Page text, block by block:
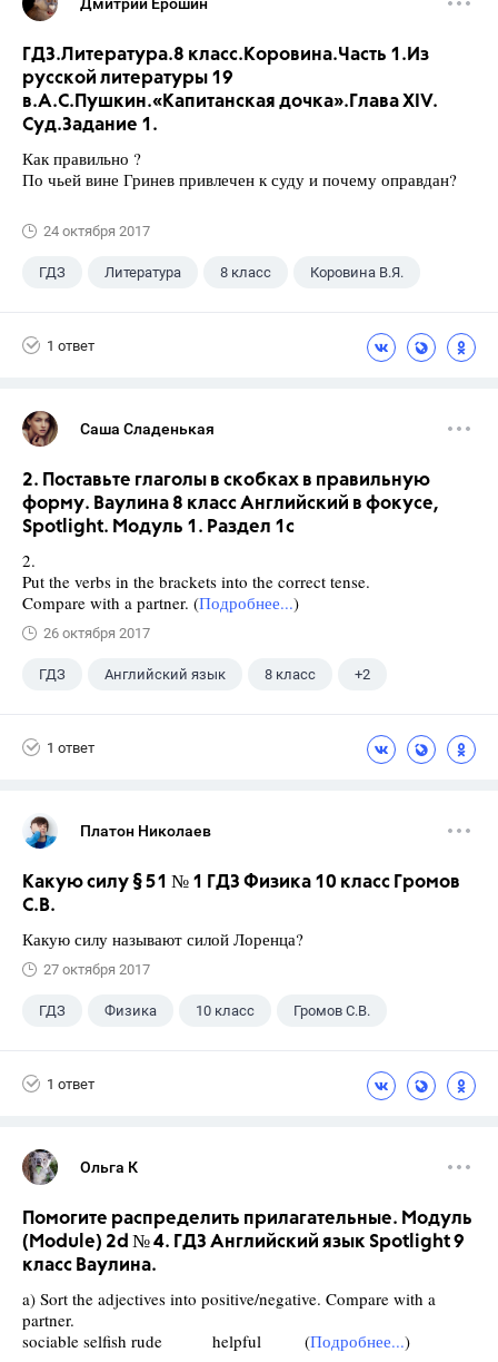
ГДЗ.Литература.8 класс.Коровина.Часть 1.Из
русской литературы 19
в.А.С.Пушкин.«Капитанская дочка».Глава XIV.
Суд.Задание 1.
Как правильно ?
По чьей вине Гринев привлечен к суду и почему оправдан?
24 октября 2017
ГДЗ Литература 8 класс Коровина В.Я.
1 ответ
Саша Сладенькая
2. Поставьте глаголы в скобках в правиль­ную
форму. Ваулина 8 класс Английский в фокусе,
Spotlight. Модуль 1. Раздел 1с
2.
Put the verbs in the brackets into the correct tense.
Compare with a partner. (Подробнее...)
26 октября 2017
ГДЗ Английский язык 8 класс +2
1 ответ
Платон Николаев
Какую силу § 51 № 1 ГДЗ Физика 10 класс Громов
С.В.
Какую силу называют силой Лоренца?
27 октября 2017
ГДЗ Физика 10 класс Громов С.В.
1 ответ
Ольга К
Помогите распределить прилагательные. Модуль
(Module) 2d № 4. ГДЗ Английский язык Spotlight 9
класс Ваулина.
a) Sort the adjectives into positive/negative. Compare with a
partner.
sociable selfish rude helpful (Подробнее...)